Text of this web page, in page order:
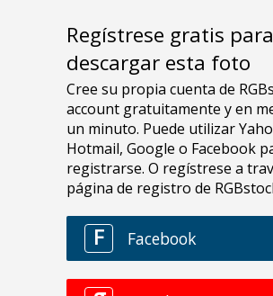
Regístrese gratis para
descargar esta foto